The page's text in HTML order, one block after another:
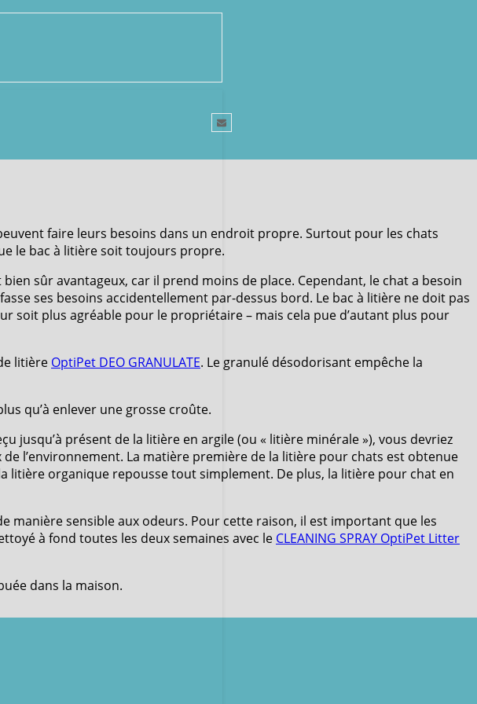
faire leurs besoins dans un endroit propre. Surtout pour les chats
le bac à litière soit toujours propre.
sûr avantageux, car il prend moins de place. Cependant, le chat a besoin
ses besoins accidentellement par-dessus bord. Le bac à litière ne doit pas
soit plus agréable pour le propriétaire – mais cela pue d’autant plus pour
litière OptiPet DEO GRANULATE. Le granulé désodorisant empêche la
qu’à enlever une grosse croûte.
jusqu’à présent de la litière en argile (ou « litière minérale »), vous devriez
l’environnement. La matière première de la litière pour chats est obtenue
litière organique repousse tout simplement. De plus, la litière pour chat en
manière sensible aux odeurs. Pour cette raison, il est important que les
à fond toutes les deux semaines avec le CLEANING SPRAY OptiPet Litter
dans la maison.